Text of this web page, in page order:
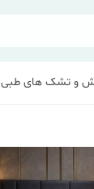
و تشک های طبی